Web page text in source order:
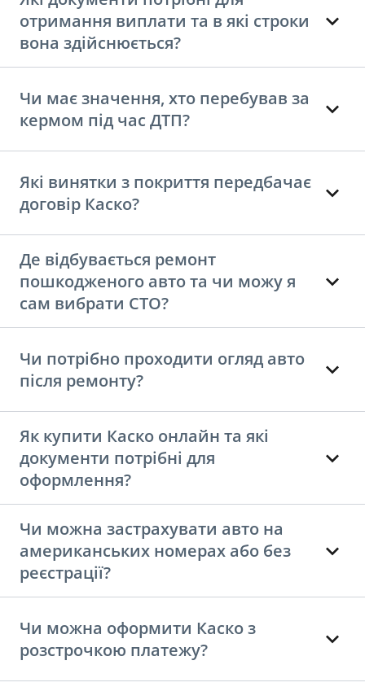
отримання виплати та в які строки
вона здійснюється?
Чи має значення, хто перебував за
кермом під час ДТП?
Які винятки з покриття передбачає
договір Каско?
Де відбувається ремонт
пошкодженого авто та чи можу я
сам вибрати СТО?
Чи потрібно проходити огляд авто
після ремонту?
Як купити Каско онлайн та які
документи потрібні для
оформлення?
Чи можна застрахувати авто на
американських номерах або без
реєстрації?
Чи можна оформити Каско з
розстрочкою платежу?